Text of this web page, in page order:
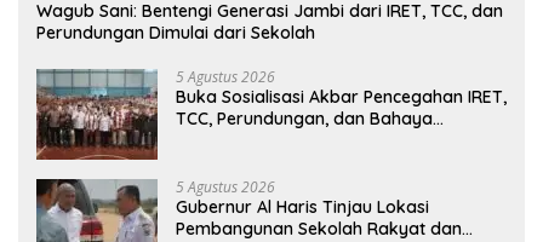
Wagub Sani: Bentengi Generasi Jambi dari IRET, TCC, dan
Perundungan Dimulai dari Sekolah
5 Agustus 2026
Buka Sosialisasi Akbar Pencegahan IRET,
TCC, Perundungan, dan Bahaya
masa depan sudah ada di tangan”
5 Agustus 2026
Gubernur Al Haris Tinjau Lokasi
Pembangunan Sekolah Rakyat dan